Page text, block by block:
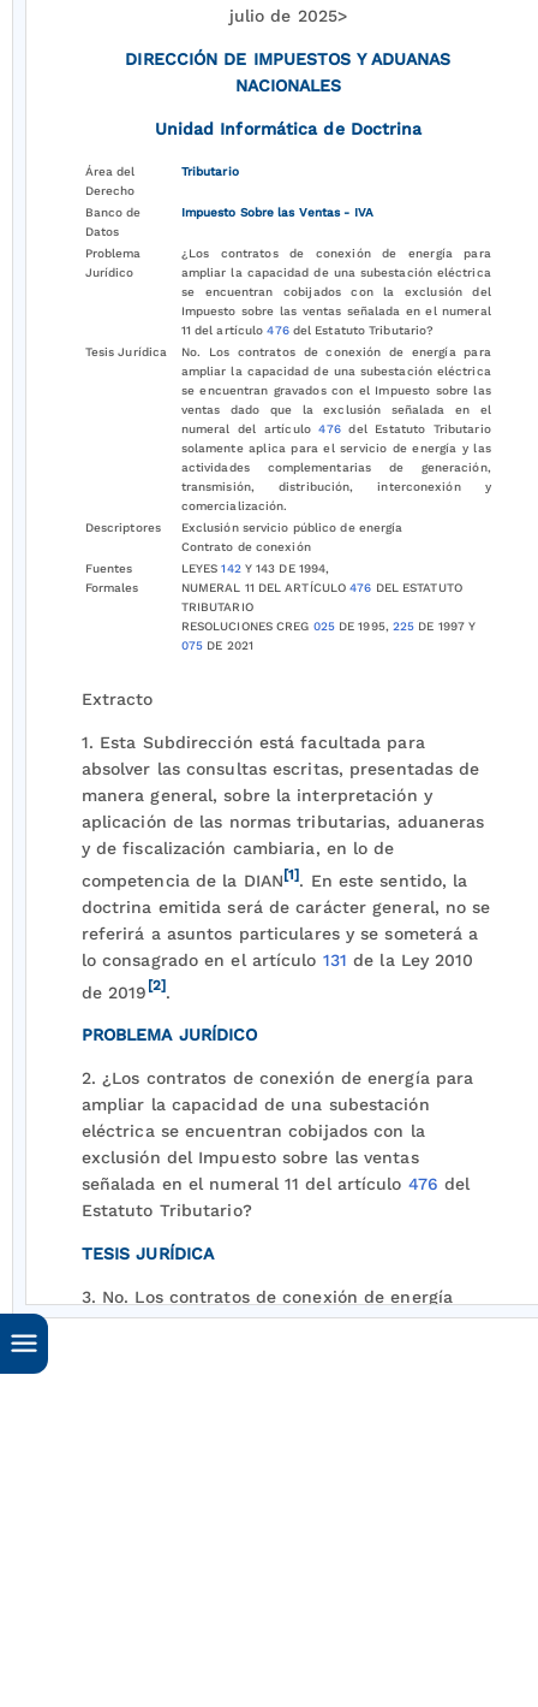
julio de 2025>
DIRECCIÓN DE IMPUESTOS Y ADUANAS
NACIONALES
Unidad Informática de Doctrina
Área del
Derecho
Tributario
Banco de
Datos
Impuesto Sobre las Ventas - IVA
Problema
Jurídico
¿Los contratos de conexión de energía para
ampliar la capacidad de una subestación eléctrica
se encuentran cobijados con la exclusión del
Impuesto sobre las ventas señalada en el numeral
11 del artículo476del Estatuto Tributario?
Tesis Jurídica
No. Los contratos de conexión de energía para
ampliar la capacidad de una subestación eléctrica
se encuentran gravados con el Impuesto sobre las
ventas dado que la exclusión señalada en el
numeral del artículo476del Estatuto Tributario
solamente aplica para el servicio de energía y las
actividades complementarias de generación,
transmisión, distribución, interconexión y
comercialización.
Descriptores
Exclusión servicio público de energía
Contrato de conexión
Fuentes
Formales
LEYES142Y 143 DE 1994,
NUMERAL 11 DEL ARTÍCULO476 DEL ESTATUTO
TRIBUTARIO
RESOLUCIONES CREG 025DE 1995, 225 DE 1997 Y
075 DE 2021
Extracto
1. Esta Subdirección está facultada para
absolver las consultas escritas, presentadas de
manera general, sobre la interpretación y
aplicación de las normas tributarias, aduaneras
y de fiscalización cambiaria, en lo de
competencia de la DIAN [1] . En este sentido, la
doctrina emitida será de carácter general, no se
referirá a asuntos particulares y se someterá a
lo consagrado en el artículo 131 de la Ley 2010
de 2019 [2].
PROBLEMA JURÍDICO
2. ¿Los contratos de conexión de energía para
ampliar la capacidad de una subestación
eléctrica se encuentran cobijados con la
exclusión del Impuesto sobre las ventas
señalada en el numeral 11 del artículo 476 del
Estatuto Tributario?
TESIS JURÍDICA
3. No. Los contratos de conexión de energía
para ampliar la capacidad de una subestación